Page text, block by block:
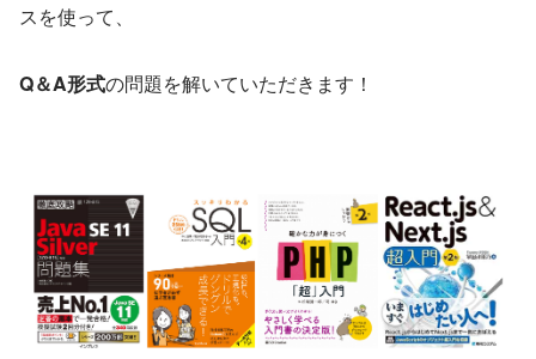
スを使って、
Q＆A形式の問題を解いていただきます！